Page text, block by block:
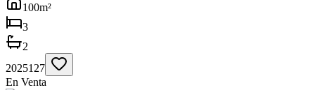
100m²
3
2
2025127
En Venta